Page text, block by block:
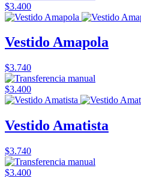
$3.400
Vestido Amapola
$3.740
$3.400
Vestido Amatista
$3.740
$3.400